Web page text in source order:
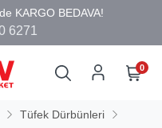
6271
0
Tüfek Dürbünleri